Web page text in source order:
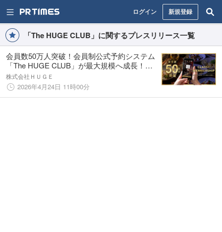
ログイン 新規登録
「The HUGE CLUB」に関するプレスリリース一覧
会員数50万人突破！会員制公式予約システム
「The HUGE CLUB」が最大規模へ成長！本
日よりサービス開始する新ランクシステ
ム“CLASSY MEMBERSHIP”でレストラン体験
をさらに進化！
株式会社ＨＵＧＥ
2026年4月24日 11時00分